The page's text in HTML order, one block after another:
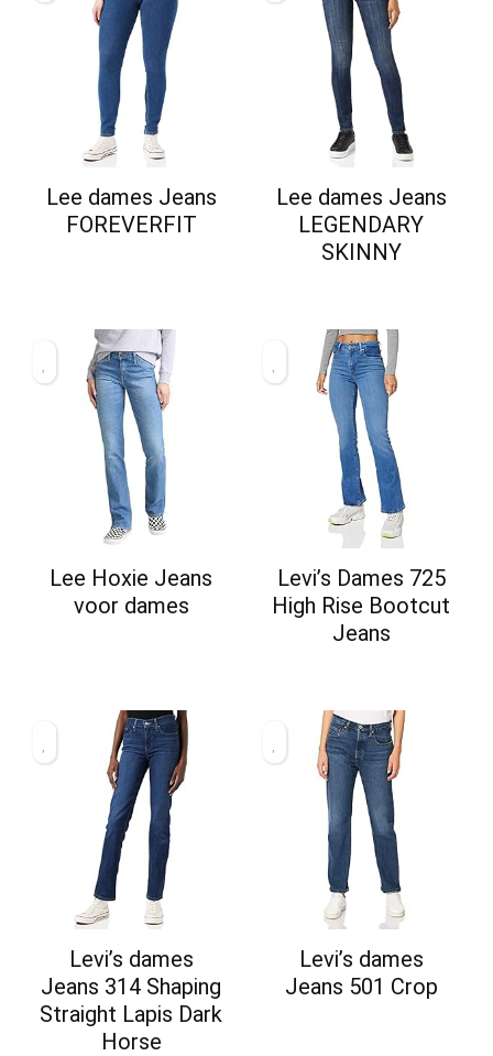
Lee dames Jeans
FOREVERFIT
Lee dames Jeans
LEGENDARY
SKINNY
Lee Hoxie Jeans
voor dames
Levi’s Dames 725
High Rise Bootcut
Jeans
Levi’s dames
Jeans 314 Shaping
Straight Lapis Dark
Horse
Levi’s dames
Jeans 501 Crop